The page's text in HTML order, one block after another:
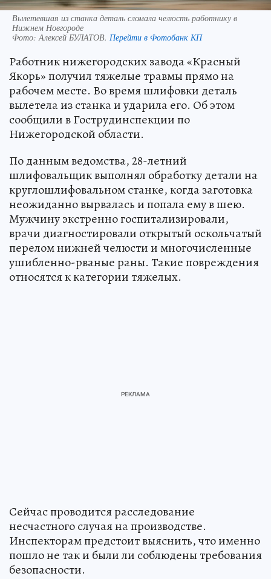
Вылетевшая из станка деталь сломала челюсть работнику в
Нижнем Новгороде
Фото:Алексей БУЛАТОВ. Перейти в Фотобанк КП
Работник нижегородских завода «Красный
Якорь» получил тяжелые травмы прямо на
рабочем месте. Во время шлифовки деталь
вылетела из станка и ударила его. Об этом
сообщили в Гострудинспекции по
Нижегородской области.
По данным ведомства, 28-летний
шлифовальщик выполнял обработку детали на
круглошлифовальном станке, когда заготовка
неожиданно вырвалась и попала ему в шею.
Мужчину экстренно госпитализировали,
врачи диагностировали открытый оскольчатый
перелом нижней челюсти и многочисленные
ушибленно-рваные раны. Такие повреждения
относятся к категории тяжелых.
Сейчас проводится расследование
несчастного случая на производстве.
Инспекторам предстоит выяснить, что именно
пошло не так и были ли соблюдены требования
безопасности.